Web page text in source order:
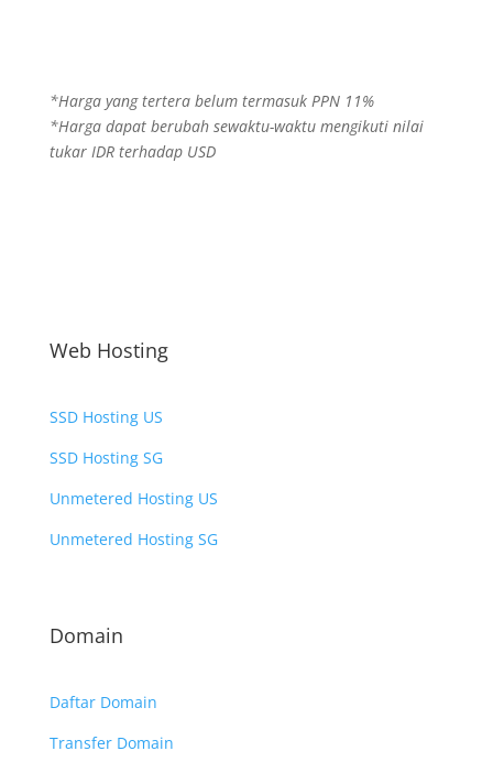
*Harga yang tertera belum termasuk PPN 11%
*Harga dapat berubah sewaktu-waktu mengikuti nilai
tukar IDR terhadap USD
Web Hosting
SSD Hosting US
SSD Hosting SG
Unmetered Hosting US
Unmetered Hosting SG
Domain
Daftar Domain
Transfer Domain